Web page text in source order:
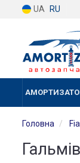
UA RU
Головна